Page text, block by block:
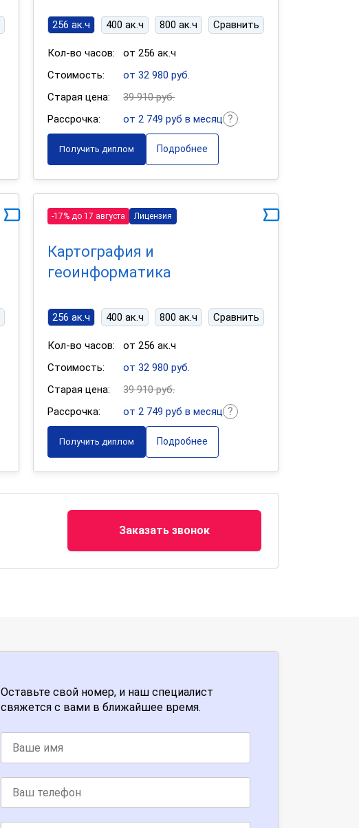
256 ак.ч 400 ак.ч 800 ак.ч Сравнить
Кол-во часов:
от 256 ак.ч
Стоимость:
от 32 980 руб.
Старая цена:
39 910 руб.
Рассрочка:
от 2 749 руб в месяц
Получить диплом Подробнее
-17% до 17 августа Лицензия
Картография и
геоинформатика
256 ак.ч 400 ак.ч 800 ак.ч Сравнить
Кол-во часов:
от 256 ак.ч
Стоимость:
от 32 980 руб.
Старая цена:
39 910 руб.
Рассрочка:
от 2 749 руб в месяц
Получить диплом Подробнее
Заказать звонок
Оставьте свой номер, и наш специалист
свяжется с вами в ближайшее время.